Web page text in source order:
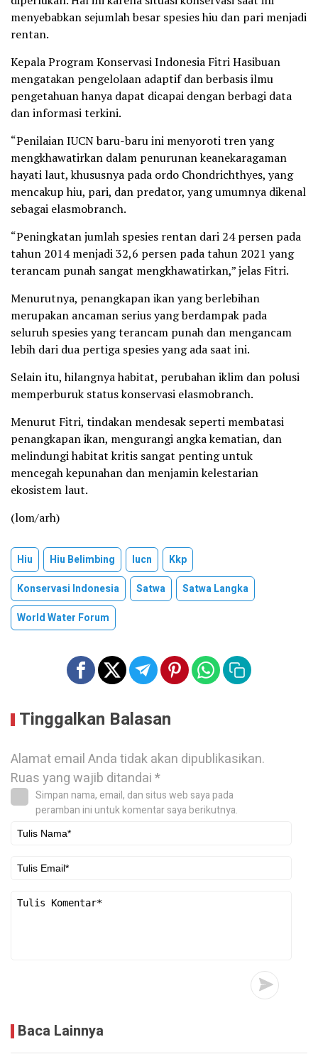
menyebabkan sejumlah besar spesies hiu dan pari menjadi
rentan.
Kepala Program Konservasi Indonesia Fitri Hasibuan
mengatakan pengelolaan adaptif dan berbasis ilmu
pengetahuan hanya dapat dicapai dengan berbagi data
dan informasi terkini.
“Penilaian IUCN baru-baru ini menyoroti tren yang
mengkhawatirkan dalam penurunan keanekaragaman
hayati laut, khususnya pada ordo Chondrichthyes, yang
mencakup hiu, pari, dan predator, yang umumnya dikenal
sebagai elasmobranch.
“Peningkatan jumlah spesies rentan dari 24 persen pada
tahun 2014 menjadi 32,6 persen pada tahun 2021 yang
terancam punah sangat mengkhawatirkan,” jelas Fitri.
Menurutnya, penangkapan ikan yang berlebihan
merupakan ancaman serius yang berdampak pada
seluruh spesies yang terancam punah dan mengancam
lebih dari dua pertiga spesies yang ada saat ini.
Selain itu, hilangnya habitat, perubahan iklim dan polusi
memperburuk status konservasi elasmobranch.
Menurut Fitri, tindakan mendesak seperti membatasi
penangkapan ikan, mengurangi angka kematian, dan
melindungi habitat kritis sangat penting untuk
mencegah kepunahan dan menjamin kelestarian
ekosistem laut.
(lom/arh)
Hiu Hiu Belimbing Iucn
Kkp
Konservasi Indonesia
Satwa
Satwa Langka
World Water Forum
Tinggalkan Balasan
Alamat email Anda tidak akan dipublikasikan.
Ruas yang wajib ditandai*
Simpan nama, email, dan situs web saya pada
peramban ini untuk komentar saya berikutnya.
Baca Lainnya